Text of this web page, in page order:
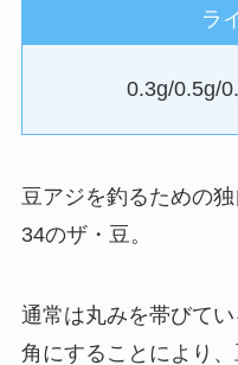
ラ
0.3g/0.5g/
豆アジを釣るための
34のザ・豆。
通常は丸みを帯びて
角にすることにより